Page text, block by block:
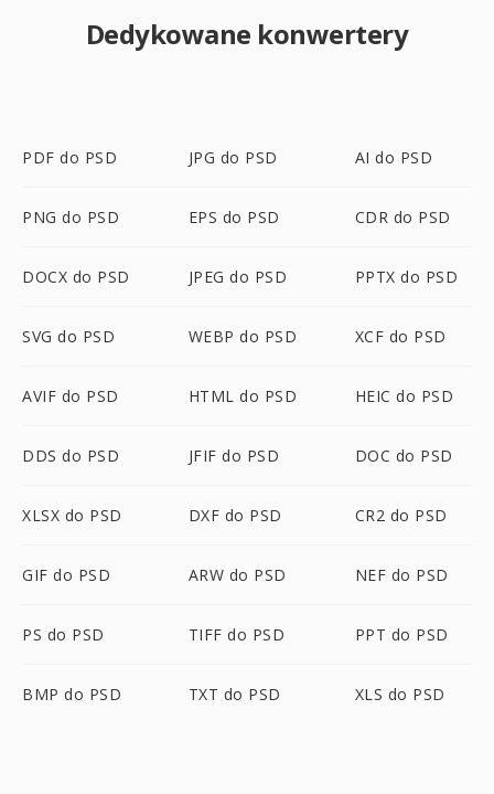
Dedykowane konwertery
PDF do PSD JPG do PSD AI do PSD
PNG do PSD EPS do PSD CDR do PSD
DOCX do PSD JPEG do PSD PPTX do PSD
SVG do PSD WEBP do PSD XCF do PSD
AVIF do PSD HTML do PSD HEIC do PSD
DDS do PSD JFIF do PSD DOC do PSD
XLSX do PSD DXF do PSD CR2 do PSD
GIF do PSD ARW do PSD NEF do PSD
PS do PSD TIFF do PSD PPT do PSD
BMP do PSD TXT do PSD XLS do PSD